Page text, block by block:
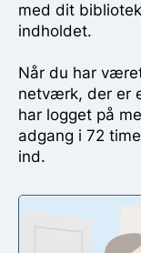
med dit
indholdet.
Når du har
netværk, der er
har logget på
adgang i 72
ind.